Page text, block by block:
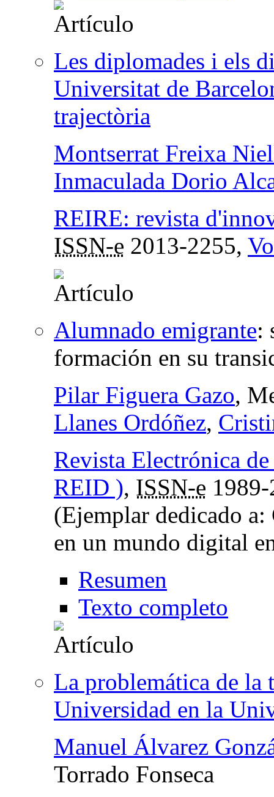
Les diplomades i els
Universitat de
trajectòria
Montserrat Freixa
Inmaculada Dorio
REIRE: revista
ISSN-e 2013-2255,
Alumnado emigrante:
formación en su
Pilar Figuera Gazo,
Llanes Ordóñez,
Revista Electrónica
REID ), ISSN-e
(Ejemplar dedicado
en un mundo digital
Resumen
Texto completo
La problemática de
Universidad en la
Manuel Álvarez
Torrado Fonseca